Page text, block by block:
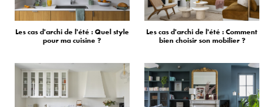
Les cas d'archi de l'été : Quel style
pour ma cuisine ?
Les cas d'archi de l'été : Comment
bien choisir son mobilier ?